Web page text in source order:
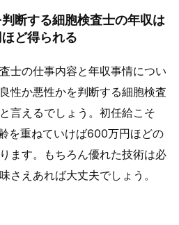
断する細胞検査士の年収は
ど得られる
士の仕事内容と年収事情につい
性か悪性かを判断する細胞検査
言えるでしょう。初任給こそ
を重ねていけば600万円ほどの
ます。もちろん優れた技術は必
さえあれば大丈夫でしょう。